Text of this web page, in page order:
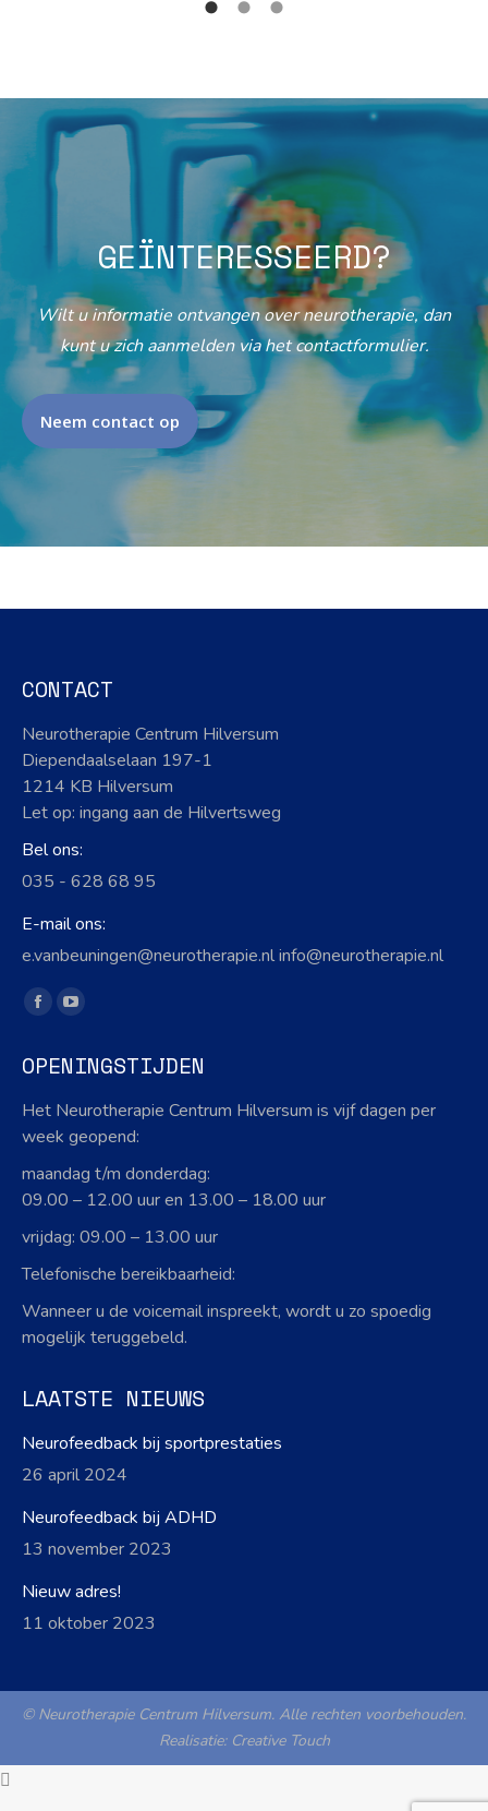
GEÏNTERESSEERD?
Wilt u informatie ontvangen over neurotherapie, dan
kunt u zich aanmelden via het contactformulier.
Neem contact op
CONTACT
Neurotherapie Centrum Hilversum
Diependaalselaan 197-1
1214 KB Hilversum
Let op: ingang aan de Hilvertsweg
Bel ons:
035 - 628 68 95
E-mail ons:
e.vanbeuningen@neurotherapie.nl info@neurotherapie.nl
Vind ons op:
Facebook
opens
in
new
YouTube
opens
new
OPENINGSTIJDEN
Het Neurotherapie Centrum Hilversum is vijf dagen per
week geopend:
maandag t/m donderdag:
09.00 – 12.00 uur en 13.00 – 18.00 uur
vrijdag: 09.00 – 13.00 uur
Telefonische bereikbaarheid:
Wanneer u de voicemail inspreekt, wordt u zo spoedig
mogelijk teruggebeld.
LAATSTE NIEUWS
Neurofeedback bij sportprestaties
26 april 2024
Neurofeedback bij ADHD
13 november 2023
Nieuw adres!
11 oktober 2023
© Neurotherapie Centrum Hilversum. Alle rechten voorbehouden.
Realisatie: Creative Touch